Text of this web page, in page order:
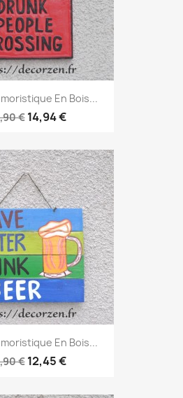
En Bois...
€ 14,94 €
En Bois...
€ 12,45 €